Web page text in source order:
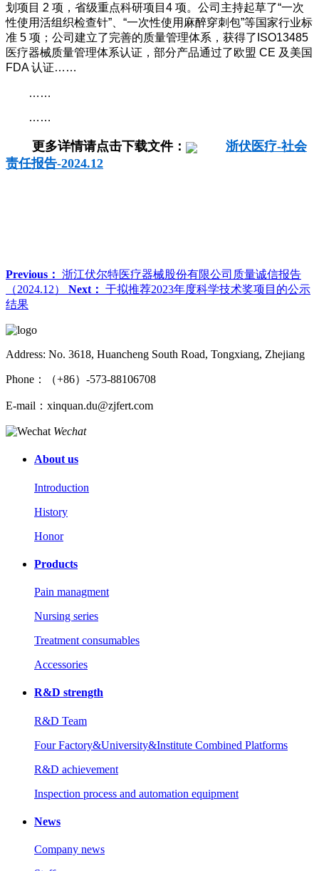
划项目 2 项，省级重点科研项目4 项。公司主持起草了“一次
性使用活组织检查针”、“一次性使用麻醉穿刺包”等国家行业标
准 5 项；公司建立了完善的质量管理体系，获得了ISO13485
医疗器械质量管理体系认证，部分产品通过了欧盟 CE 及美国
FDA 认证……
……
……
更多详情请点击下载文件：
浙伏医疗-社会
责任报告-2024.12
Previous： 浙江伏尔特医疗器械股份有限公司质量诚信报告
（2024.12） Next： 于拟推荐2023年度科学技术奖项目的公示
结果
Address: No. 3618, Huancheng South Road, Tongxiang, Zhejiang
Phone：（+86）-573-88106708
E-mail：xinquan.du@zjfert.com
Wechat
About us
Introduction
History
Honor
Products
Pain managment
Nursing series
Treatment consumables
Accessories
R&D strength
R&D Team
Four Factory&University&Institute Combined Platforms
R&D achievement
Inspection process and automation equipment
News
Company news